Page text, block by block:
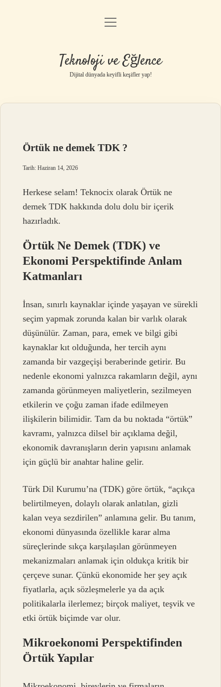
Anasayfa
Yasal Uyarı
menüyü
Teknoloji ve Eğlence
Dijital dünyada keyifli keşifler yap!
Örtük ne demek TDK ?
Tarih: Haziran 14, 2026
Herkese selam! Teknocix olarak Örtük ne
demek TDK hakkında dolu dolu bir içerik
hazırladık.
Örtük Ne Demek (TDK) ve
Ekonomi Perspektifinde Anlam
Katmanları
İnsan, sınırlı kaynaklar içinde yaşayan ve sürekli
seçim yapmak zorunda kalan bir varlık olarak
düşünülür. Zaman, para, emek ve bilgi gibi
kaynaklar kıt olduğunda, her tercih aynı
zamanda bir vazgeçişi beraberinde getirir. Bu
nedenle ekonomi yalnızca rakamların değil, aynı
zamanda görünmeyen maliyetlerin, sezilmeyen
etkilerin ve çoğu zaman ifade edilmeyen
ilişkilerin bilimidir. Tam da bu noktada “örtük”
kavramı, yalnızca dilsel bir açıklama değil,
ekonomik davranışların derin yapısını anlamak
için güçlü bir anahtar haline gelir.
Türk Dil Kurumu’na (TDK) göre örtük, “açıkça
belirtilmeyen, dolaylı olarak anlatılan, gizli
kalan veya sezdirilen” anlamına gelir. Bu tanım,
ekonomi dünyasında özellikle karar alma
süreçlerinde sıkça karşılaşılan görünmeyen
mekanizmaları anlamak için oldukça kritik bir
çerçeve sunar. Çünkü ekonomide her şey açık
fiyatlarla, açık sözleşmelerle ya da açık
politikalarla ilerlemez; birçok maliyet, teşvik ve
etki örtük biçimde var olur.
Mikroekonomi Perspektifinden
Örtük Yapılar